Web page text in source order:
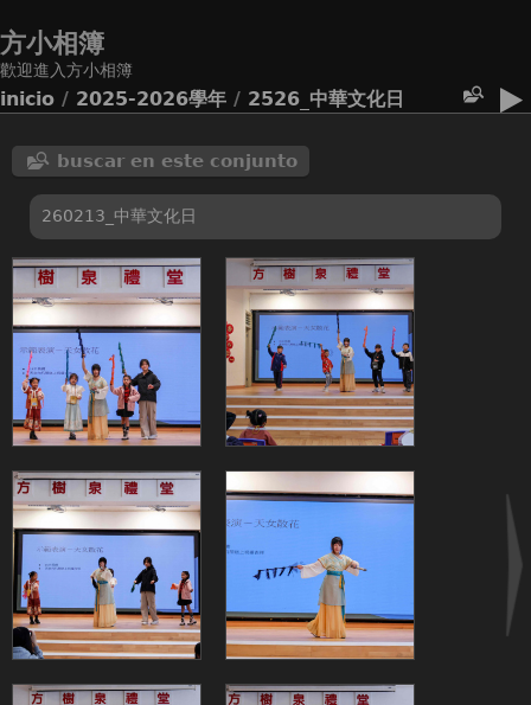
方小相簿
歡迎進入方小相簿
inicio / 2025-2026學年 / 2526_中華文化日
buscar en este conjunto
260213_中華文化日